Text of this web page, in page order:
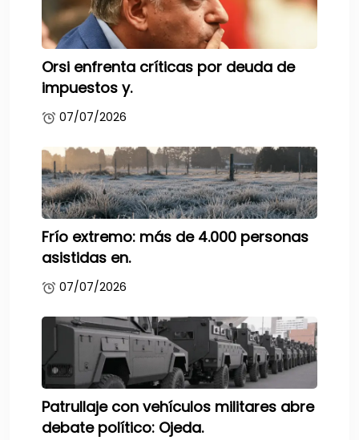
Orsi enfrenta críticas por deuda de
impuestos y.
07/07/2026
Frío extremo: más de 4.000 personas
asistidas en.
07/07/2026
Patrullaje con vehículos militares abre
debate político: Ojeda.